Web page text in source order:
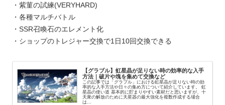
・紫菫の試練(VERYHARD)
・各種マルチバトル
・SSR召喚石のエレメント化
・ショップのトレジャー交換で1日10回交換できる
【グラブル】虹星晶が足りない時の効率的な入手
方法｜破片や塊を集めて交換など
この記事では「グラブル」における虹星晶が足りない時の効
率的な入手方法や日々の集め方について紹介しています。 虹
星晶の使い道 基本的に貯まりやすい素材だと思いますが、十
天衆の解放のために天星器の最大強化を複数作成する場合
は...